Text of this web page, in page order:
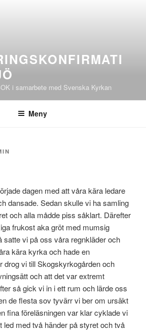
i samarbete med Svenska Kyrkan
Meny
dagen med att våra kära ledare
dansade. Sedan skulle vi ha samling
och alla mådde piss såklart. Därefter
frukost aka gröt med mumsig
satte vi på oss våra regnkläder och
kära kyrka och hade en
drog vi till Skogskyrkogården och
och att det var extremt
så gick vi in i ett rum och lärde oss
de flesta sov tyvärr vi ber om ursäkt
fina föreläsningen var klar cyklade vi
led med två händer på styret och två